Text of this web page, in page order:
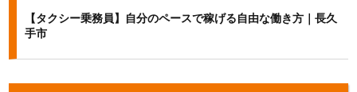
【タクシー乗務員】自分のペースで稼げる自由な働き方｜長久
手市
k